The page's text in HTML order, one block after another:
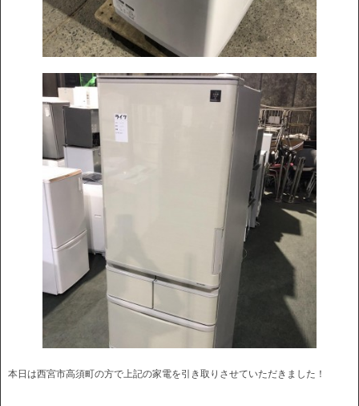
本日は西宮市高須町の方で上記の家電を引き取りさせていただきました！